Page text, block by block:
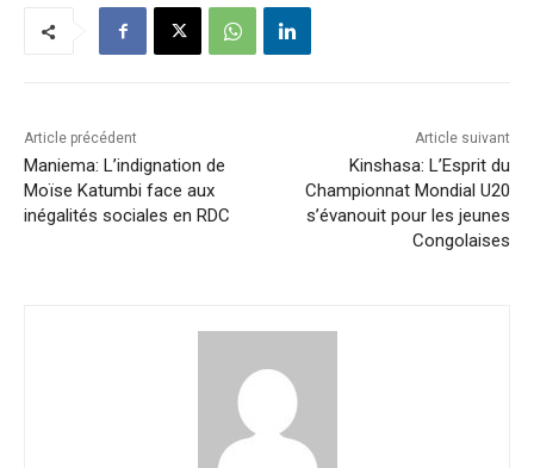
Article précédent
Maniema: L’indignation de
Moïse Katumbi face aux
inégalités sociales en RDC
Article suivant
Kinshasa: L’Esprit du
Championnat Mondial U20
s’évanouit pour les jeunes
Congolaises